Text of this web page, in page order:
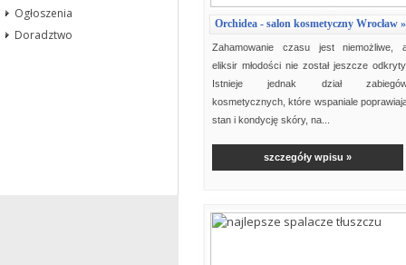
Ogłoszenia
Doradztwo
Orchidea - salon kosmetyczny Wrocław »
Zahamowanie czasu jest niemożliwe,
eliksir młodości nie został jeszcze
Istnieje jednak dział
kosmetycznych, które wspaniale
stan i kondycję skóry, na...
szczegóły wpisu »